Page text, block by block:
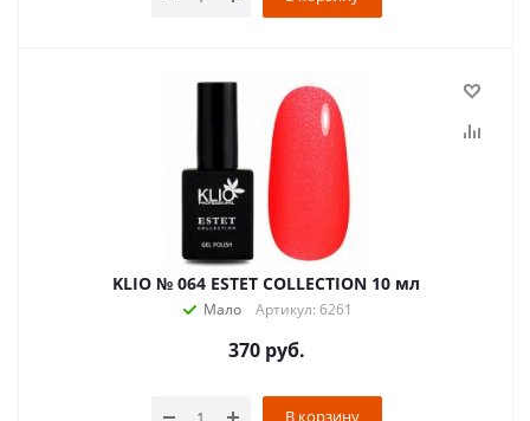
KLIO № 064 ESTET COLLECTION 10 мл
Мало Артикул: 6261
370руб.
В корзину